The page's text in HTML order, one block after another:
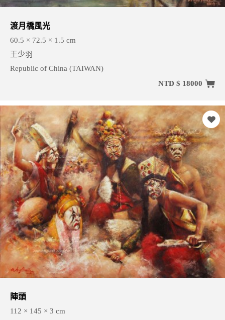
渡月橋風光
60.5 × 72.5 × 1.5 cm
王少羽
Republic of China (TAIWAN)
NTD $ 18000
陣頭
112 × 145 × 3 cm